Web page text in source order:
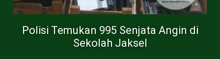
Polisi Temukan 995 Senjata Angin di
Sekolah Jaksel